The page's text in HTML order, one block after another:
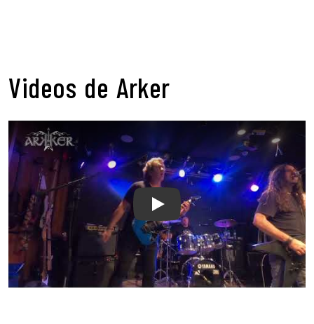
Videos de Arker
Solo Te Queda Luchar